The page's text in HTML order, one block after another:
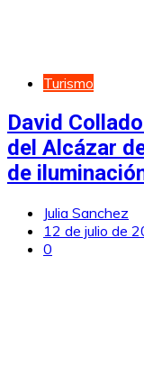
Turismo
David
del Alcázar
de
Julia Sanchez
12 de julio de
0